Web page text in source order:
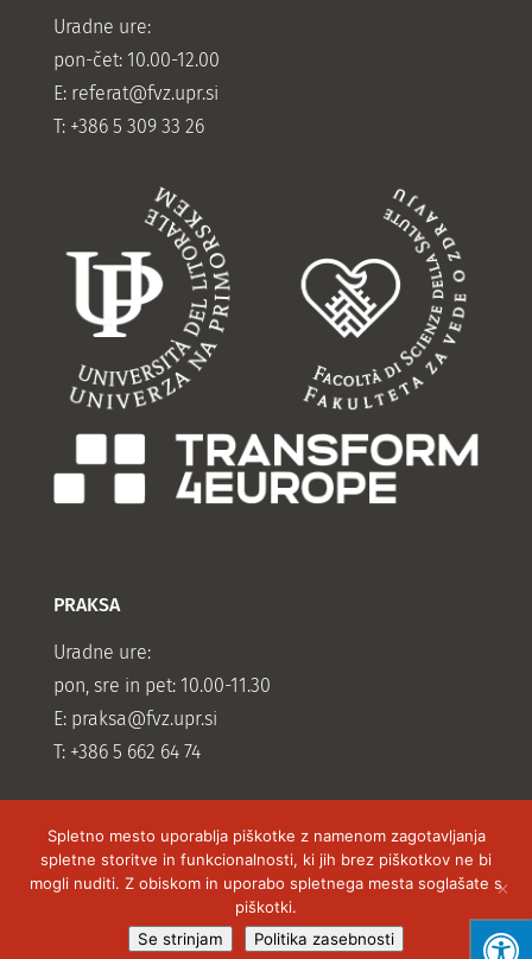
Uradne ure:
pon-čet: 10.00-12.00
E: referat@fvz.upr.si
T: +386 5 309 33 26
PRAKSA
Uradne ure:
pon, sre in pet: 10.00-11.30
E: praksa@fvz.upr.si
T: +386 5 662 64 74
Vse pravice pridržane Fakulteta za vede o zdravju,
2019 izdelava spletnih strani -Hyper Fox Studios
Spletno mesto uporablja piškotke z namenom zagotavljanja
spletne storitve in funkcionalnosti, ki jih brez piškotkov ne bi
mogli nuditi. Z obiskom in uporabo spletnega mesta soglašate s
piškotki.
Se strinjam
Politika zasebnosti